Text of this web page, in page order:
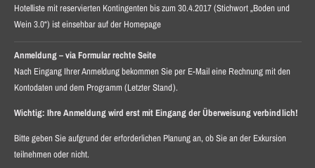
Hotelliste mit reservierten Kontingenten bis zum 30.4.2017 (Stichwort „Boden und
Wein 3.0“) ist einsehbar auf der Homepage
Anmeldung – via Formular rechte Seite
Nach Eingang Ihrer Anmeldung bekommen Sie per E-Mail eine Rechnung mit den
Kontodaten und dem Programm (Letzter Stand).
Wichtig: Ihre Anmeldung wird erst mit Eingang der Überweisung verbindlich!
Bitte geben Sie aufgrund der erforderlichen Planung an, ob Sie an der Exkursion
teilnehmen oder nicht.